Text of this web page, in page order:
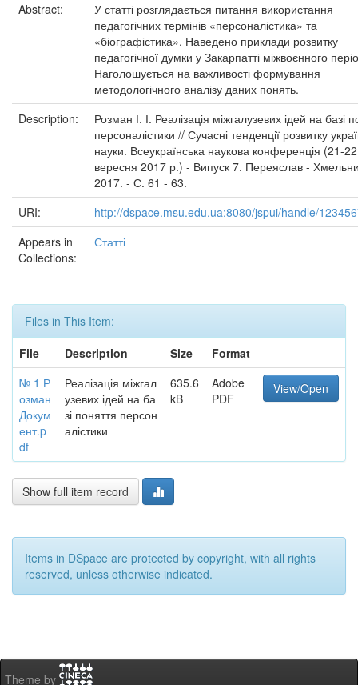
Abstract:
У статті розглядається питання використання
педагогічних термінів «персоналістика» та
«біографістика». Наведено приклади розвитку
педагогічної думки у Закарпатті міжвоєнного
Наголошується на важливості формування
методологічного аналізу даних понять.
Description:
Розман І. І. Реалізація міжгалузевих ідей на базі
персоналістики // Сучасні тенденції розвитку
науки. Всеукраїнська наукова конференція (21-22
вересня 2017 р.) - Випуск 7. Переяслав -
2017. - С. 61 - 63.
URI:
http://dspace.msu.edu.ua:8080/jspui/handle/
Appears in
Collections:
Статті
Files in This Item:
File
Description Size
Format
№ 1 Р
озман
Докум
ент.p
df
Реалізація міжгал
узевих ідей на ба
зі поняття персон
алістики
635.6
kB
Adobe
PDF
View/Open
Show full item record
Items in DSpace are protected by copyright, with all rights
reserved, unless otherwise indicated.
Theme by